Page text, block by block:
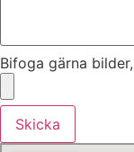
Bifoga gärna
Skicka